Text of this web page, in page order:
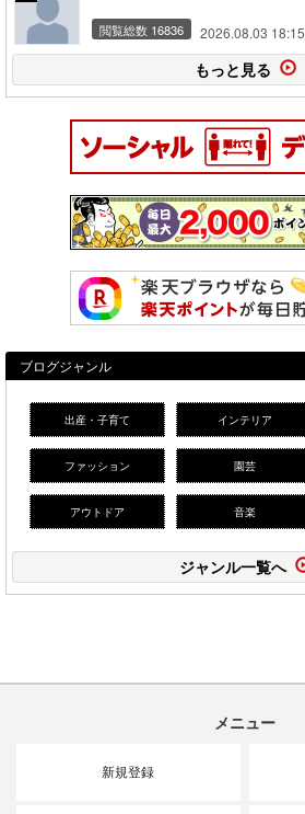
閲覧総数 16836 2026.08.03 18:15
もっと見る
ブログジャンル
出産・子育て インテリア
ファッション 園芸
アウトドア 音楽
ジャンル一覧へ
メニュー
新規登録